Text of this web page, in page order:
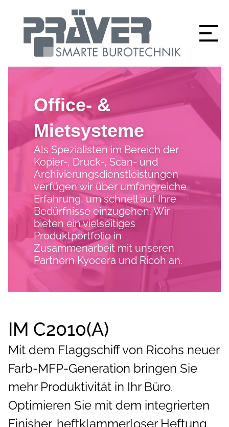
Office- &
Mietsysteme
Als Spezialisten im Bereich der
Kopier-, Druck-, Scan- und
Archivierungsdienstleistungen
verfügen wir über umfangreiche
Erfahrung, um schnell auf Ihre
Bedürfnisse einzugehen. Wir
bieten ein vielseitiges
Produktportfolio in
Zusammenarbeit mit unseren
Partnern Kyocera und Ricoh an.
IM C2010(A)
Mit dem Flaggschiff von Ricohs neuer
Farb-MFP-Generation bringen Sie
mehr Produktivität in Ihr Büro.
Optimieren Sie mit dem integrierten
Finisher, heftklammerloser Heftung